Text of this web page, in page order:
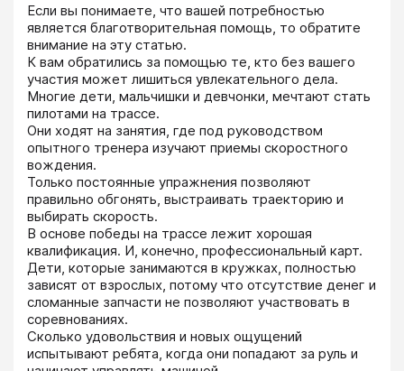
Если вы понимаете, что вашей потребностью
является благотворительная помощь, то обратите
внимание на эту статью.
К вам обратились за помощью те, кто без вашего
участия может лишиться увлекательного дела.
Многие дети, мальчишки и девчонки, мечтают стать
пилотами на трассе.
Они ходят на занятия, где под руководством
опытного тренера изучают приемы скоростного
вождения.
Только постоянные упражнения позволяют
правильно обгонять, выстраивать траекторию и
выбирать скорость.
В основе победы на трассе лежит хорошая
квалификация. И, конечно, профессиональный карт.
Дети, которые занимаются в кружках, полностью
зависят от взрослых, потому что отсутствие денег и
сломанные запчасти не позволяют участвовать в
соревнованиях.
Сколько удовольствия и новых ощущений
испытывают ребята, когда они попадают за руль и